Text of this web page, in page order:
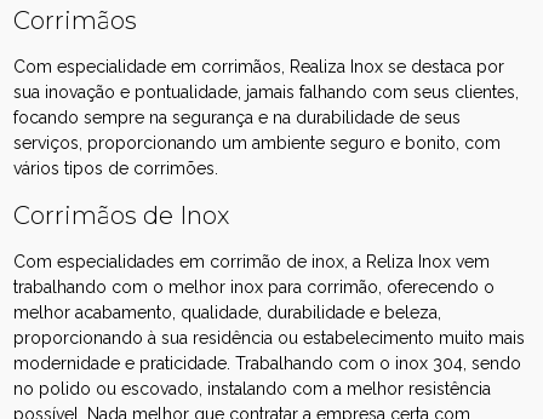
Corrimãos
Com especialidade em corrimãos, Realiza Inox se destaca por
sua inovação e pontualidade, jamais falhando com seus clientes,
focando sempre na segurança e na durabilidade de seus
serviços, proporcionando um ambiente seguro e bonito, com
vários tipos de corrimões.
Corrimãos de Inox
Com especialidades em corrimão de inox, a Reliza Inox vem
trabalhando com o melhor inox para corrimão, oferecendo o
melhor acabamento, qualidade, durabilidade e beleza,
proporcionando à sua residência ou estabelecimento muito mais
modernidade e praticidade. Trabalhando com o inox 304, sendo
no polido ou escovado, instalando com a melhor resistência
possível. Nada melhor que contratar a empresa certa com